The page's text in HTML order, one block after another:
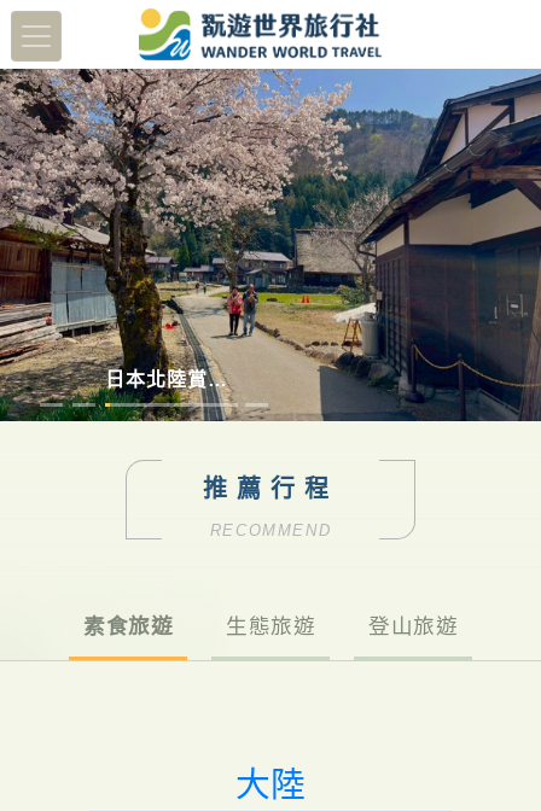
蔬醒南島 多彩德瑞 日本北陸賞櫻8日
推薦行程
RECOMMEND
素食旅遊 生態旅遊 登山旅遊
大陸